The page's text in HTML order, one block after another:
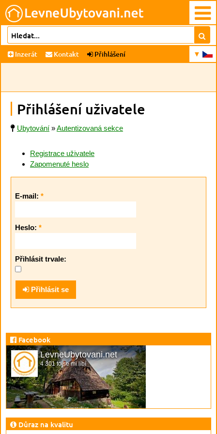
Inzerát Kontakt Přihlášení
Přihlášení uživatele
Ubytování »Autentizovaná sekce
Registrace uživatele
Zapomenuté heslo
E-mail: *
Heslo: *
Přihlásit trvale:
Přihlásit se
Facebook
LevneUbytovani.net
4 301 to se mi líbí
Důraz na kvalitu